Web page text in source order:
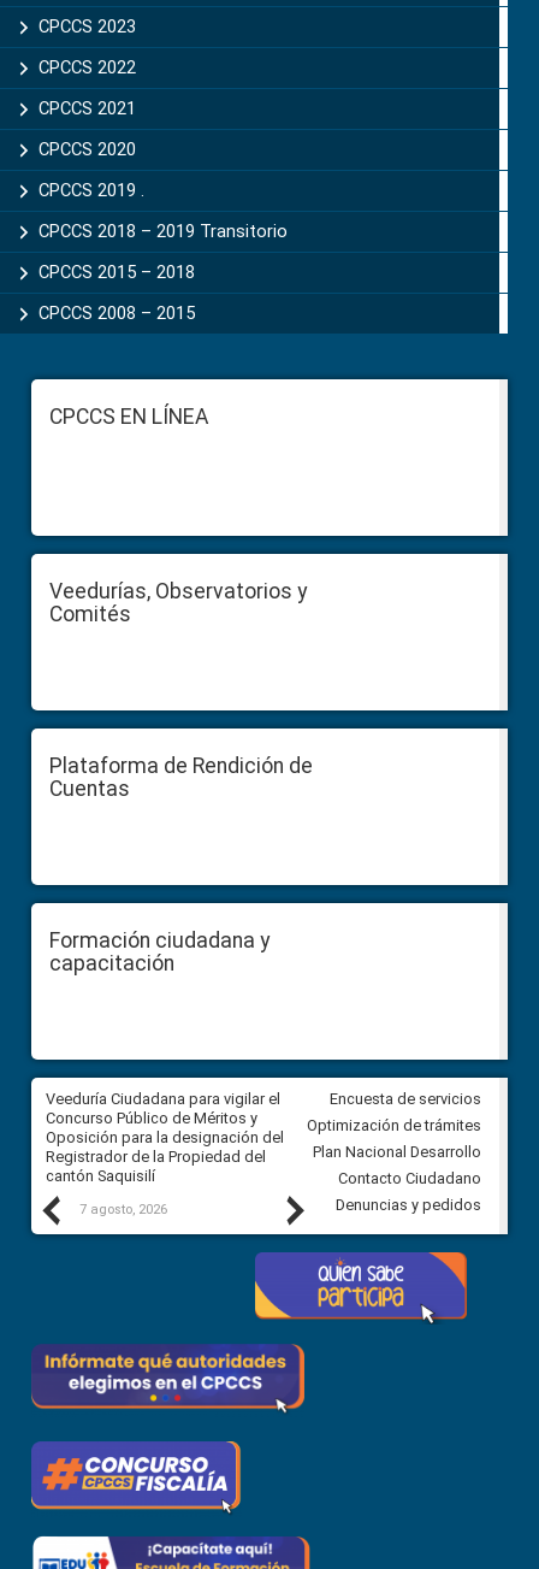
CPCCS 2023
CPCCS 2022
CPCCS 2021
CPCCS 2020
CPCCS 2019 .
CPCCS 2018 – 2019 Transitorio
CPCCS 2015 – 2018
CPCCS 2008 – 2015
FooterCPCCS EN LÍNEA
Veedurías, Observatorios y
Comités
Plataforma de Rendición de
Cuentas
Formación ciudadana y
capacitación
Previous
Veeduría Ciudadana para vigilar el
Concurso Público de Méritos y
Oposición para la designación del
Registrador de la Propiedad del
cantón Saquisilí
7 agosto, 2026
Veeduría Ciudadana para
construcción del asfaltado de
Ballenita del cantón Santa
7 agosto, 2026
Next
Encuesta de servicios
Optimización de trámites
Plan Nacional Desarrollo
Contacto Ciudadano
Denuncias y pedidos